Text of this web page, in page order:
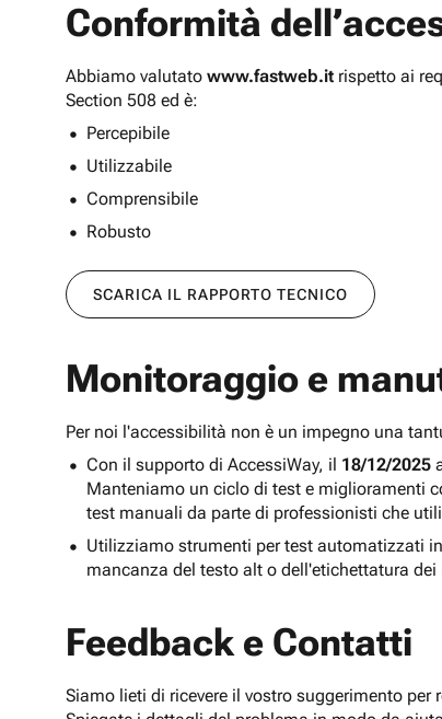
Conformità
Abbiamo valutato www.fastweb.it rispetto ai
Section 508 ed è:
Percepibile
Utilizzabile
Comprensibile
Robusto
SCARICA IL RAPPORTO TECNICO
Monitoraggio e
Per noi l'accessibilità non è un impegno una
Con il supporto di AccessiWay, il 18/12/2025
Manteniamo un ciclo di test e miglioramenti
test manuali da parte di professionisti che
Utilizziamo strumenti per test automatizzati
mancanza del testo alt o dell'etichettatura
Feedback e Contatti
Siamo lieti di ricevere il vostro suggerimento per